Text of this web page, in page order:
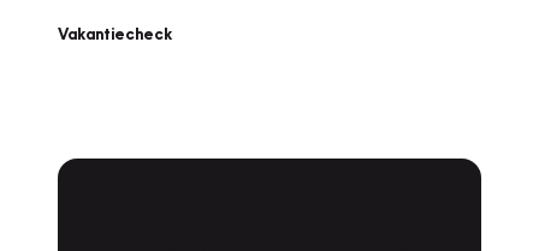
Vakantiecheck